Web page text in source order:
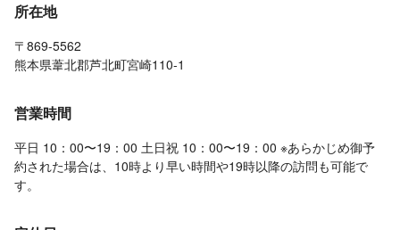
所在地
〒869-5562
熊本県葦北郡芦北町宮崎110-1
営業時間
平日 10：00〜19：00 土日祝 10：00〜19：00 ※あらかじめ御予
約された場合は、10時より早い時間や19時以降の訪問も可能で
す。